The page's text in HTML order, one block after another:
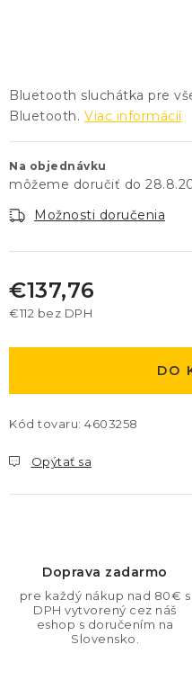
Bluetooth sluchátka pre
Bluetooth. Viac informácií
Na objednávku
Možnosti doručenia
€137,76
€112 bez DPH
DO
Kód tovaru: 4603258
Opýtať sa
Doprava zadarmo
pre každý nákup nad 80€ s
DPH vytvorený cez náš
eshop s doručením na
Slovensko.